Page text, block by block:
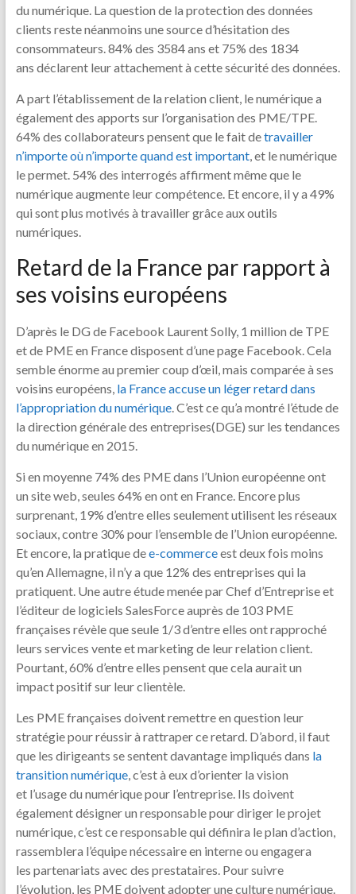
du numérique. La question de la protection des données
clients reste néanmoins une source d’hésitation des
consommateurs. 84% des 35­84 ans et 75% des 18­34
ans déclarent leur attachement à cette sécurité des données.
A part l’établissement de la relation client, le numérique a
également des apports sur l’organisation des PME/TPE.
64% des collaborateurs pensent que le fait detravailler
n’importe où n’importe quand est important, et le numérique
le permet. 54% des interrogés affirment même que le
numérique augmente leur compétence. Et encore, il y a 49%
qui sont plus motivés à travailler grâce aux outils
numériques.
Retard de la France par rapport à
ses voisins européens
D’après le DG de Facebook Laurent Solly, 1 million de TPE
et de PME en France disposent d’une page Facebook. Cela
semble énorme au premier coup d’œil, mais comparée à ses
voisins européens, la France accuse un léger retard dans
l’appropriation du numérique. C’est ce qu’a montré l’étude de
la direction générale des entreprises(DGE) sur les tendances
du numérique en 2015.
Si en moyenne 74% des PME dans l’Union européenne ont
un site web, seules 64% en ont en France. Encore plus
surprenant, 19% d’entre elles seulement utilisent les réseaux
sociaux, contre 30% pour l’ensemble de l’Union européenne.
Et encore, la pratique dee-commerceest deux fois moins
qu’en Allemagne, il n’y a que 12% des entreprises qui la
pratiquent. Une autre étude menée par Chef d’Entreprise et
l’éditeur de logiciels SalesForce auprès de 103 PME
françaises révèle que seule 1/3 d’entre elles ont rapproché
leurs services vente et marketing de leur relation client.
Pourtant, 60% d’entre elles pensent que cela aurait un
impact positif sur leur clientèle.
Les PME françaises doivent remettre en question leur
stratégie pour réussir à rattraper ce retard. D’abord, il faut
que les dirigeants se sentent davantage impliqués dans la
transition numérique, c’est à eux d’orienter la vision
et l’usage du numérique pour l’entreprise. Ils doivent
également désigner un responsable pour diriger le projet
numérique, c’est ce responsable qui définira le plan d’action,
rassemblera l’équipe nécessaire en interne ou engagera
les partenariats avec des prestataires. Pour suivre
l’évolution, les PME doivent adopter une culture numérique.